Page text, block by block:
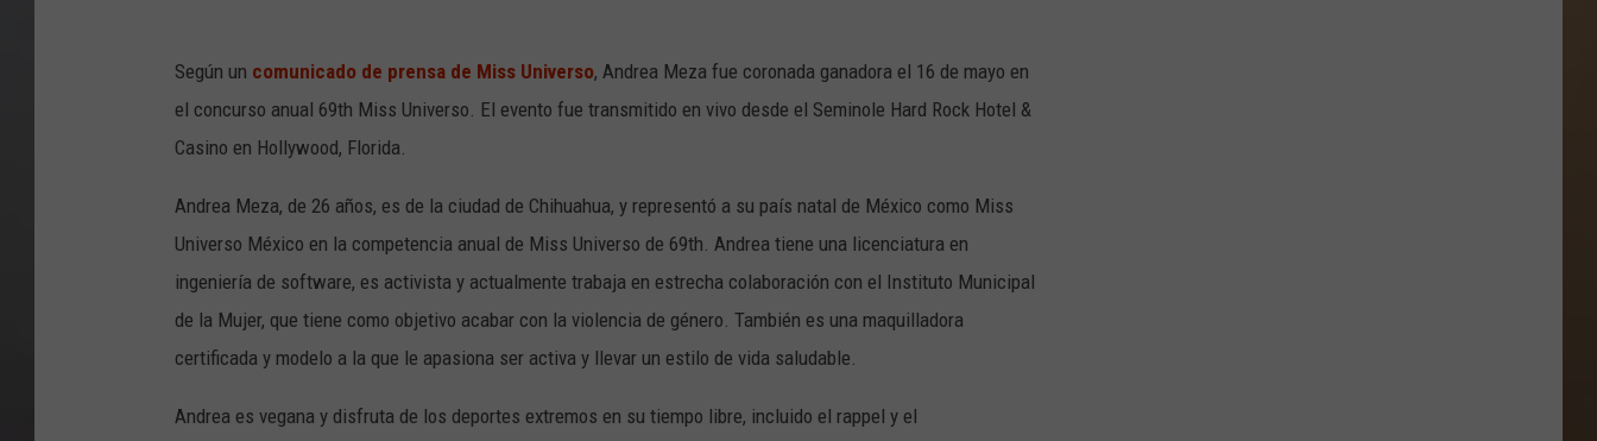
Según un comunicado de prensa de Miss Universo, Andrea Meza fue coronada ganadora el 16 de mayo en
el concurso anual 69th Miss Universo. El evento fue transmitido en vivo desde el Seminole Hard Rock Hotel &
Casino en Hollywood, Florida.
Andrea Meza, de 26 años, es de la ciudad de Chihuahua, y representó a su país natal de México como Miss
Universo México en la competencia anual de Miss Universo de 69th. Andrea tiene una licenciatura en
ingeniería de software, es activista y actualmente trabaja en estrecha colaboración con el Instituto Municipal
de la Mujer, que tiene como objetivo acabar con la violencia de género. También es una maquilladora
certificada y modelo a la que le apasiona ser activa y llevar un estilo de vida saludable.
Andrea es vegana y disfruta de los deportes extremos en su tiempo libre, incluido el rappel y el